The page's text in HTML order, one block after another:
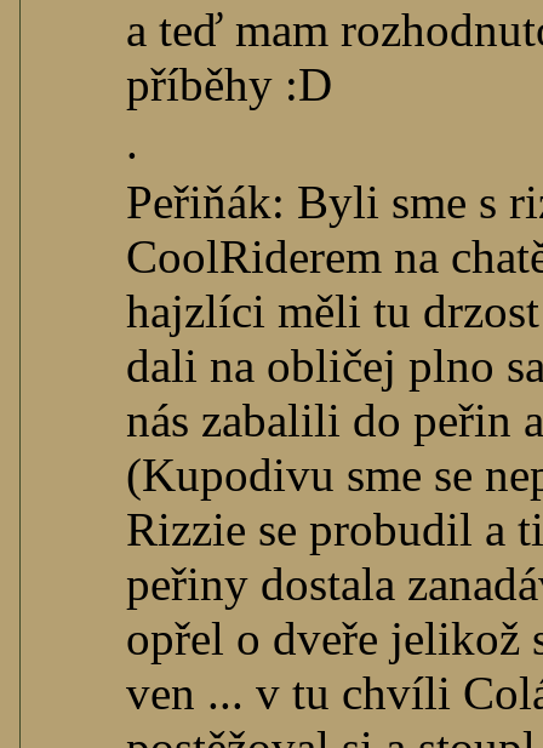
a teď mam
příběhy :D
.
Peřiňák: Byli sme s
CoolRiderem na
hajzlíci měli tu
dali na obličej plno
nás zabalili do peřin
(Kupodivu sme se
Rizzie se probudil a
peřiny dostala
opřel o dveře jelikož
ven ... v tu chvíli